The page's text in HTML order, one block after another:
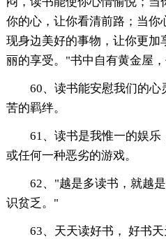
你的心，让你看清前路；当你
现身边美好的事物，让你更加
丽的享受。"书中自有黄金屋
60、读书能安慰我们的
苦的羁绊。
61、读书是我惟一的娱乐
或任何一种恶劣的游戏。
62、"越是多读书，就越
识贫乏。"
63、天天读好书， 好书天